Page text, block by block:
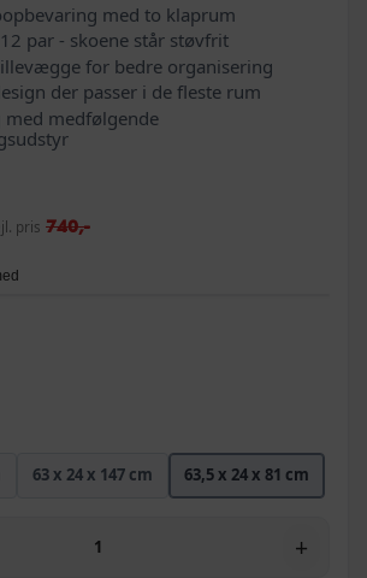
med to klaprum
par - skoene står støvfrit
for bedre organisering
der passer i de fleste rum
medfølgende
pris 740,-
63 x 24 x 147 cm 63,5 x 24 x 81 cm
+